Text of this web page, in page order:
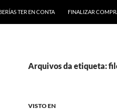
TER EN CONTA FINALIZAR
Arquivos da etiqueta:
VISTO EN